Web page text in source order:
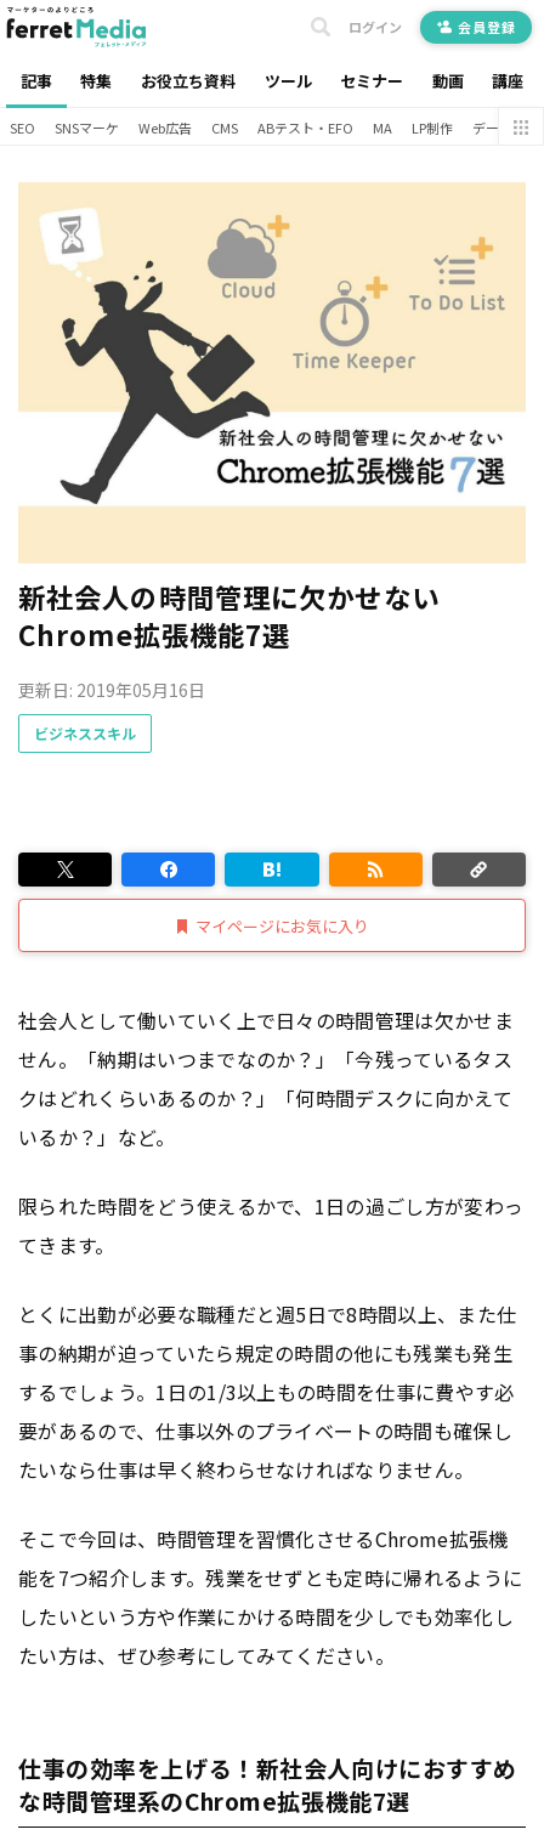
記事 特集 お役立ち資料 ツール セミナー 動画 講座
ログイン 会員登録
SEO SNSマーケ Web広告 CMS ABテスト・EFO MA LP制作 データ分析
新社会人の時間管理に欠かせない
Chrome拡張機能7選
更新日: 2019年05月16日
ビジネススキル
マイページにお気に入り
社会人として働いていく上で日々の時間管理は欠かせま
せん。「納期はいつまでなのか？」「今残っているタス
クはどれくらいあるのか？」「何時間デスクに向かえて
いるか？」など。
限られた時間をどう使えるかで、1日の過ごし方が変わっ
てきます。
とくに出勤が必要な職種だと週5日で8時間以上、また仕
事の納期が迫っていたら規定の時間の他にも残業も発生
するでしょう。1日の1/3以上もの時間を仕事に費やす必
要があるので、仕事以外のプライベートの時間も確保し
たいなら仕事は早く終わらせなければなりません。
そこで今回は、時間管理を習慣化させるChrome拡張機
能を7つ紹介します。残業をせずとも定時に帰れるように
したいという方や作業にかける時間を少しでも効率化し
たい方は、ぜひ参考にしてみてください。
仕事の効率を上げる！新社会人向けにおすすめ
な時間管理系のChrome拡張機能7選